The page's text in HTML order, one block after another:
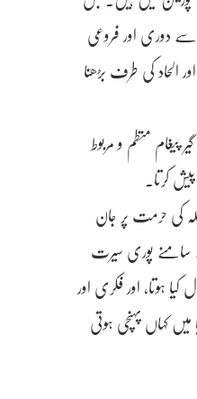
سے دوری اور فروعی
الحاد کی طرف بڑھنا
پیغام منظم و مربوط
کرتا.
کی حرمت پر جان
سامنے پوری سیرت
ہوتا، اور فکری اور
میں کہاں پہنچی ہوتی